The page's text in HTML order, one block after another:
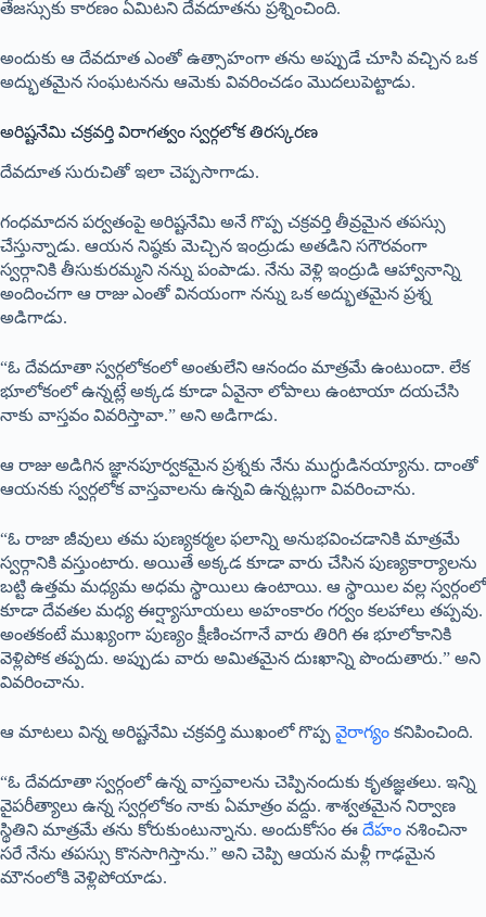
తేజస్సుకు కారణం ఏమిటని దేవదూతను ప్రశ్నించింది.
అందుకు ఆ దేవదూత ఎంతో ఉత్సాహంగా తను అప్పుడే చూసి వచ్చిన ఒక
అద్భుతమైన సంఘటనను ఆమెకు వివరించడం మొదలుపెట్టాడు.
అరిష్టనేమి చక్రవర్తి విరాగత్వం స్వర్గలోక తిరస్కరణ
దేవదూత సురుచితో ఇలా చెప్పసాగాడు.
గంధమాదన పర్వతంపై అరిష్టనేమి అనే గొప్ప చక్రవర్తి తీవ్రమైన తపస్సు
చేస్తున్నాడు. ఆయన నిష్ఠకు మెచ్చిన ఇంద్రుడు అతడిని సగౌరవంగా
స్వర్గానికి తీసుకురమ్మని నన్ను పంపాడు. నేను వెళ్లి ఇంద్రుడి ఆహ్వానాన్ని
అందించగా ఆ రాజు ఎంతో వినయంగా నన్ను ఒక అద్భుతమైన ప్రశ్న
అడిగాడు.
“ఓ దేవదూతా స్వర్గలోకంలో అంతులేని ఆనందం మాత్రమే ఉంటుందా. లేక
భూలోకంలో ఉన్నట్లే అక్కడ కూడా ఏవైనా లోపాలు ఉంటాయా దయచేసి
నాకు వాస్తవం వివరిస్తావా.” అని అడిగాడు.
ఆ రాజు అడిగిన జ్ఞానపూర్వకమైన ప్రశ్నకు నేను ముగ్ధుడినయ్యాను. దాంతో
ఆయనకు స్వర్గలోక వాస్తవాలను ఉన్నవి ఉన్నట్లుగా వివరించాను.
“ఓ రాజా జీవులు తమ పుణ్యకర్మల ఫలాన్ని అనుభవించడానికి మాత్రమే
స్వర్గానికి వస్తుంటారు. అయితే అక్కడ కూడా వారు చేసిన పుణ్యకార్యాలను
బట్టి ఉత్తమ మధ్యమ అధమ స్థాయిలు ఉంటాయి. ఆ స్థాయిల వల్ల స్వర్గంలో
కూడా దేవతల మధ్య ఈర్ష్యాసూయలు అహంకారం గర్వం కలహాలు తప్పవు.
అంతకంటే ముఖ్యంగా పుణ్యం క్షీణించగానే వారు తిరిగి ఈ భూలోకానికి
వెళ్లిపోక తప్పదు. అప్పుడు వారు అమితమైన దుఃఖాన్ని పొందుతారు.” అని
వివరించాను.
ఆ మాటలు విన్న అరిష్టనేమి చక్రవర్తి ముఖంలో గొప్ప వైరాగ్యం కనిపించింది.
“ఓ దేవదూతా స్వర్గంలో ఉన్న వాస్తవాలను చెప్పినందుకు కృతజ్ఞతలు. ఇన్ని
వైపరీత్యాలు ఉన్న స్వర్గలోకం నాకు ఏమాత్రం వద్దు. శాశ్వతమైన నిర్వాణ
స్థితిని మాత్రమే తను కోరుకుంటున్నాను. అందుకోసం ఈ దేహం నశించినా
సరే నేను తపస్సు కొనసాగిస్తాను.” అని చెప్పి ఆయన మళ్లీ గాఢమైన
మౌనంలోకి వెళ్లిపోయాడు.